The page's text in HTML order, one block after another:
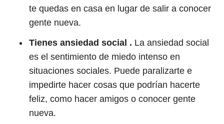
te quedas en casa en lugar de salir a conocer
gente nueva.
Tienes ansiedad social . La ansiedad social
es el sentimiento de miedo intenso en
situaciones sociales. Puede paralizarte e
impedirte hacer cosas que podrían hacerte
feliz, como hacer amigos o conocer gente
nueva.